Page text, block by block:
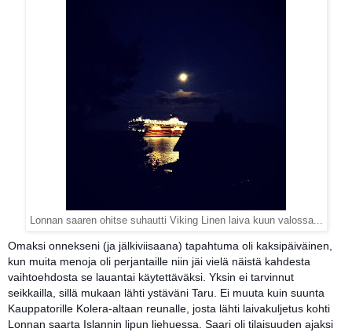
Lonnan saaren ohitse suhautti Viking Linen laiva kuun valossa...
Omaksi onnekseni (ja jälkiviisaana) tapahtuma oli kaksipäiväinen,
kun muita menoja oli perjantaille niin jäi vielä näistä kahdesta
vaihtoehdosta se lauantai käytettäväksi. Yksin ei tarvinnut
seikkailla, sillä mukaan lähti ystäväni Taru. Ei muuta kuin suunta
Kauppatorille Kolera-altaan reunalle, josta lähti laivakuljetus kohti
Lonnan saarta Islannin lipun liehuessa. Saari oli tilaisuuden ajaksi